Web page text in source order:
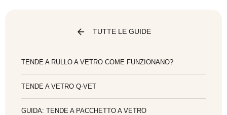
TUTTE LE GUIDE
TENDE A RULLO A VETRO COME FUNZIONANO?
TENDE A VETRO Q-VET
GUIDA: TENDE A PACCHETTO A VETRO